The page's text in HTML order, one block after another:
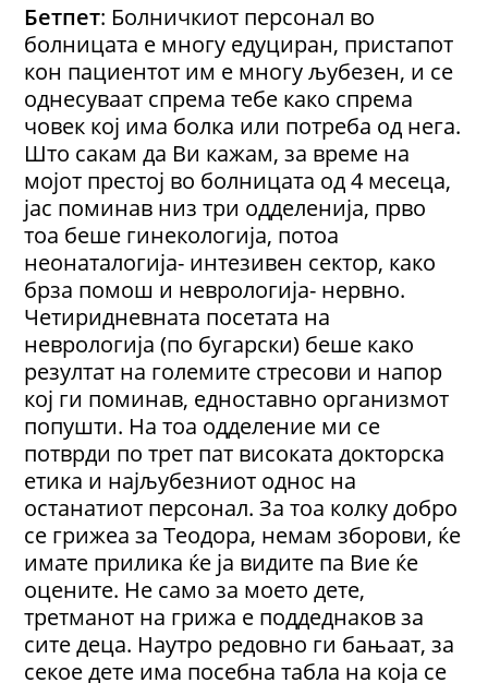
Бетпет: Болничкиот персонал во
болницата е многу едуциран, пристапот
кон пациентот им е многу љубезен, и се
однесуваат спрема тебе како спрема
човек кој има болка или потреба од нега.
Што сакам да Ви кажам, за време на
мојот престој во болницата од 4 месеца,
јас поминав низ три одделенија, прво
тоа беше гинекологија, потоа
неонаталогија- интезивен сектор, како
брза помош и неврологија- нервно.
Четиридневната посетата на
неврологија (по бугарски) беше како
резултат на големите стресови и напор
кој ги поминав, едноставно организмот
попушти. На тоа одделение ми се
потврди по трет пат високата докторска
етика и најљубезниот однос на
останатиот персонал. За тоа колку добро
се грижеа за Теодора, немам зборови, ќе
имате прилика ќе ја видите па Вие ќе
оцените. Не само за моето дете,
третманот на грижа е поддеднаков за
сите деца. Наутро редовно ги бањаат, за
секое дете има посебна табла на која се